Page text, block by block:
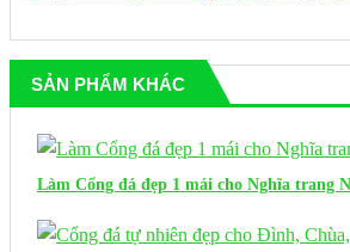
SẢN PHẨM KHÁC
Làm Cổng đá đẹp 1 mái cho Nghĩa trang